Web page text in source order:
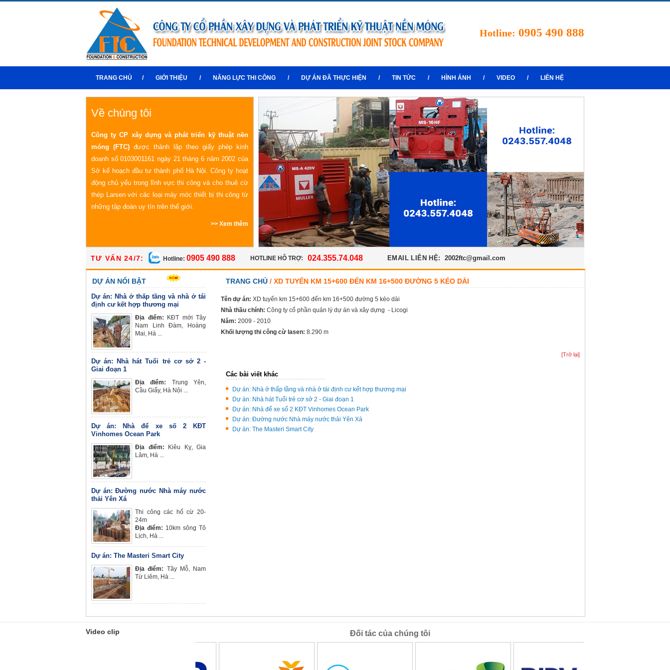
Hotline: 0905 490 888
TRANG CHỦ / GIỚI THIỆU / NĂNG LỰC THI CÔNG / DỰ ÁN ĐÃ THỰC HIỆN / TIN TỨC / HÌNH ẢNH / VIDEO / LIÊN HỆ
Về chúng tôi
Công ty CP xây dựng và phát triển kỹ thuật nền
móng (FTC) được thành lập theo giấy phép kinh
doanh số 0103001161 ngày 21 tháng 6 năm 2002 của
Sở kế hoạch đầu tư thành phố Hà Nội. Công ty hoạt
động chủ yếu trong lĩnh vực thi công và cho thuê cừ
thép Larsen với các loại máy móc thiết bị thi công từ
những tập đoàn uy tín trên thế giới.
>> Xem thêm
TƯ VẤN 24/7: Hotline: 0905 490 888 HOTLINE HỖ TRỢ: 024.355.74.048 EMAIL LIÊN HỆ: 2002ftc@gmail.com
DỰ ÁN NỔI BẬT
Dự án: Nhà ở thấp tầng và nhà ở tái
định cư kết hợp thương mại
Địa điểm: KĐT mới Tây
Nam Linh Đàm, Hoàng
Mai, Hà ...
Dự án: Nhà hát Tuổi trẻ cơ sở 2 -
Giai đoạn 1
Địa điểm: Trung Yên,
Cầu Giấy, Hà Nội ...
Dự án: Nhà để xe số 2 KĐT
Vinhomes Ocean Park
Địa điểm: Kiêu Kỵ, Gia
Lâm, Hà ...
Dự án: Đường nước Nhà máy nước
thải Yên Xá
Thi công các hố cừ 20-
24m
Địa điểm: 10km sông Tô
Lịch, Hà ...
Dự án: The Masteri Smart City
Địa điểm: Tây Mỗ, Nam
Từ Liêm, Hà ...
TRANG CHỦ / XD TUYẾN KM 15+600 ĐẾN KM 16+500 ĐƯỜNG 5 KÉO DÀI
Tên dự án: XD tuyến km 15+600 đến km 16+500 đường 5 kéo dài
Nhà thầu chính: Công ty cổ phần quản lý dự án và xây dựng - Licogi
Năm: 2009 - 2010
Khối lượng thi công cừ lasen: 8.290 m
[Trở lại]
Các bài viết khác
Dự án: Nhà ở thấp tầng và nhà ở tái định cư kết hợp thương mại
Dự án: Nhà hát Tuổi trẻ cơ sở 2 - Giai đoạn 1
Dự án: Nhà để xe số 2 KĐT Vinhomes Ocean Park
Dự án: Đường nước Nhà máy nước thải Yên Xá
Dự án: The Masteri Smart City
Video clip Đối tác của chúng tôi